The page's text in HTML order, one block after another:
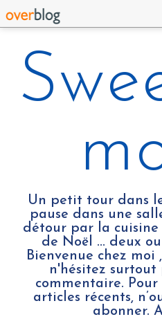
Un petit tour dans
pause dans une
détour par la
de Noël ... deux
Bienvenue chez
n'hésitez surtout
commentaire.
articles récents,
abonner.